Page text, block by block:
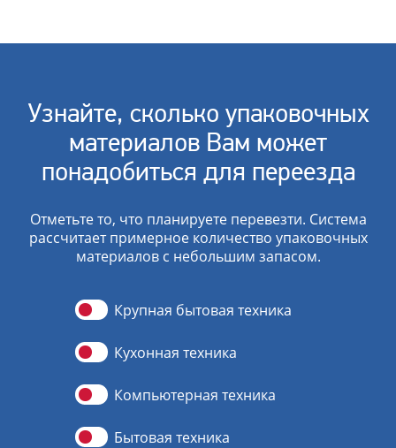
Узнайте, сколько упаковочных
материалов Вам может
понадобиться для переезда
Отметьте то, что планируете перевезти. Система
рассчитает примерное количество упаковочных
материалов с небольшим запасом.
Крупная бытовая техника
Кухонная техника
Компьютерная техника
Бытовая техника